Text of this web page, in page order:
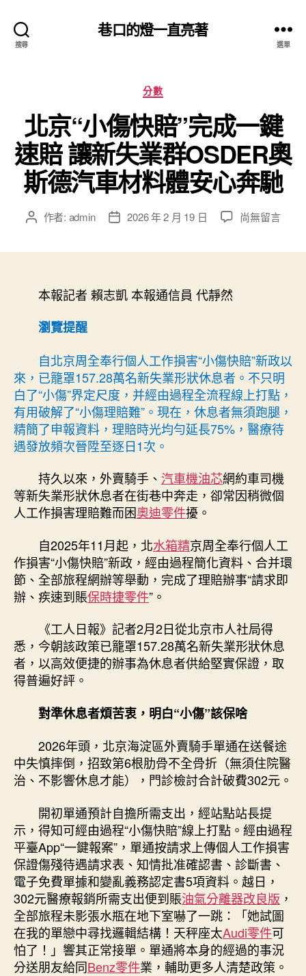
搜尋
巷口的燈一直亮著
選單
分
類
分數
北京“小傷快賠”完成一鍵
速賠 讓新失業群OSDER奧
斯德汽車材料體安心奔馳
文 作者: admin
文
期
2026 年 2 月 19 日
在
一
鍵
速
賠
讓
新
群
OSDER
奧
汽
車
材
安
心
奔
馳〉
尚無留言
本報記者 賴志凱 本報通信員 代靜然
瀏覽提醒
自北京周全奉行個人工作損害“小傷快賠”新政以
來，已籠罩157.28萬名新失業形狀休息者。不只明
白了“小傷”界定尺度，并經由過程全流程線上打點，
有用破解了“小傷理賠難”。現在，休息者無須跑腿，
精簡了申報資料，理賠時光均勻延長75%，醫療待
遇發放頻次晉陞至逐日1次。
持久以來，外賣騎手、 汽車機油芯網約車司機
等新失業形狀休息者在街巷中奔走，卻常因稍微個
人工作損害理賠難而困奧迪零件擾。
自2025年11月起，北水箱精京周全奉行個人工
作損害“小傷快賠”新政，經由過程簡化資料、合并環
節、全部旅程網辦等舉動，完成了理賠辦事“請求即
辦、疾速到賬保時捷零件”。
《工人日報》記者2月2日從北京市人社局得
悉，今朝該政策已籠罩157.28萬名新失業形狀休息
者，以高效便捷的辦事為休息者供給堅實保證，取
得普遍好評。
對準休息者煩苦衷，明白“小傷”該保啥
2026年頭，北京海淀區外賣騎手單通在送餐途
中失慎摔倒，招致第6根肋骨不全骨折（無須住院醫
治、不影響休息才能），門診檢討合計破費302元。
開初單通預計自擔所需支出，經站點站長提
示，得知可經由過程“小傷快賠”線上打點。經由過程
平臺App“一鍵報案”，單通按請求上傳個人工作損害
保證傷殘待遇請求表、知情批准確認書、診斷書、
電子免費單據和變亂義務認定書5項資料。越日，
302元醫療報銷所需支出便到賬油氣分離器改良版 ，
全部旅程未影張水瓶在地下室嚇了一跳：「她試圖
在我的單戀中尋找邏輯結構！天秤座太Audi零件可
怕了！」響其正常接單。單通將本身的經過的事況
分送朋友給同Benz零件業，輔助更多人清楚政策。